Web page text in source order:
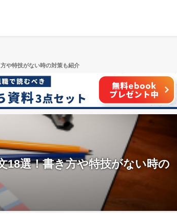
や特技がない時の対策も紹介
18選！書き方や特技がない時の